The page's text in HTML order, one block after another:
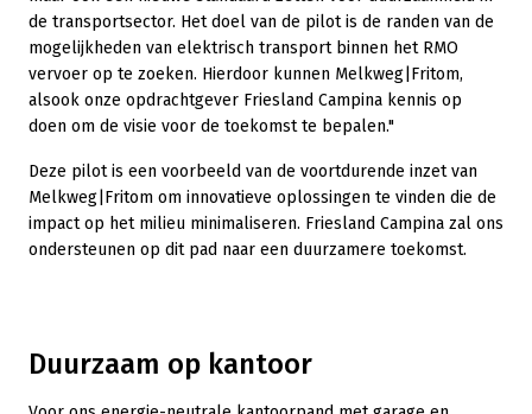
de transportsector. Het doel van de pilot is de randen van de
mogelijkheden van elektrisch transport binnen het RMO
vervoer op te zoeken. Hierdoor kunnen Melkweg|Fritom,
alsook onze opdrachtgever Friesland Campina kennis op
doen om de visie voor de toekomst te bepalen."
Deze pilot is een voorbeeld van de voortdurende inzet van
Melkweg|Fritom om innovatieve oplossingen te vinden die de
impact op het milieu minimaliseren. Friesland Campina zal ons
ondersteunen op dit pad naar een duurzamere toekomst.
Duurzaam op kantoor